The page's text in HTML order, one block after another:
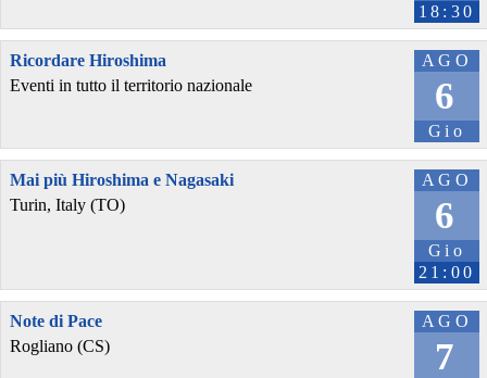
18:30
AGO
6
Gio
Ricordare Hiroshima
Eventi in tutto il territorio nazionale
AGO
6
Gio
21:00
Mai più Hiroshima e Nagasaki
Turin, Italy (TO)
AGO
7
Note di Pace
Rogliano (CS)